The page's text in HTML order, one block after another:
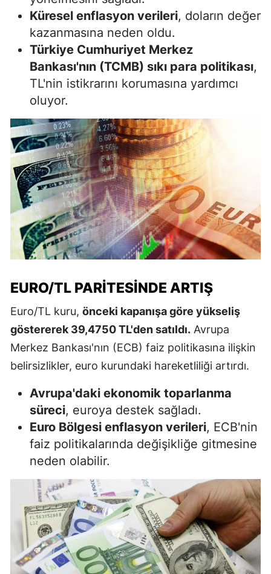
Küresel enflasyon verileri, doların değer
kazanmasına neden oldu.
Türkiye Cumhuriyet Merkez
Bankası'nın (TCMB) sıkı para politikası,
TL'nin istikrarını korumasına yardımcı
oluyor.
EURO/TL PARITESINDE ARTIŞ
Euro/TL kuru, önceki kapanışa göre yükseliş
göstererek 39,4750 TL'den satıldı. Avrupa
Merkez Bankası'nın (ECB) faiz politikasına ilişkin
belirsizlikler, euro kurundaki hareketliliği artırdı.
Avrupa'daki ekonomik toparlanma
süreci, euroya destek sağladı.
Euro Bölgesi enflasyon verileri, ECB'nin
faiz politikalarında değişikliğe gitmesine
neden olabilir.